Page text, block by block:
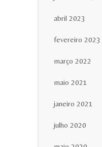
abril 2023
fevereiro 2023
março 2022
maio 2021
janeiro 2021
julho 2020